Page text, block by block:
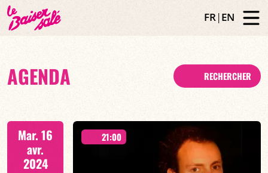
FR|EN
AGENDA RECHERCHER
Mar. 16
avr.
2024
21:00